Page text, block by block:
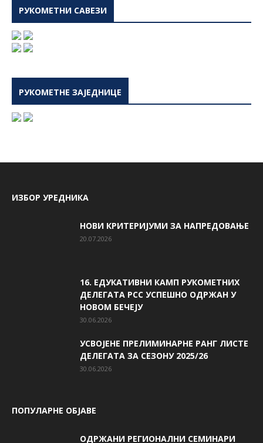
РУКОМЕТНИ САВЕЗИ
РУКОМЕТНЕ ЗАЈЕДНИЦЕ
ИЗБОР УРЕДНИКА
НОВИ КРИТЕРИЈУМИ ЗА НАПРЕДОВАЊЕ
20.07.2026
16. ЕДУКАТИВНИ КАМП РУКОМЕТНИХ
ДЕЛЕГАТА РСС УСПЕШНО ОДРЖАН У
НОВОМ БЕЧЕЈУ
30.06.2026
УСВОЈЕНЕ ПРЕЛИМИНАРНЕ РАНГ ЛИСТЕ
ДЕЛЕГАТА ЗА СЕЗОНУ 2025/26
30.06.2026
ПОПУЛАРНЕ ОБЈАВЕ
ОДРЖАНИ РЕГИОНАЛНИ СЕМИНАРИ